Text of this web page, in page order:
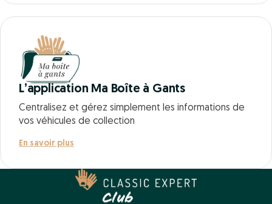
L’application Ma Boîte à Gants
Centralisez et gérez simplement les informations de
vos véhicules de collection
En savoir plus